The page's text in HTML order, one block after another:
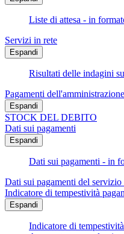
Liste di attesa - in
Servizi in rete
Espandi
Risultati delle indagini
Pagamenti dell'amministrazione
Espandi
STOCK DEL DEBITO
Dati sui pagamenti
Espandi
Dati sui pagamenti - in
Dati sui pagamenti del
Indicatore di tempestività
Espandi
Indicatore di